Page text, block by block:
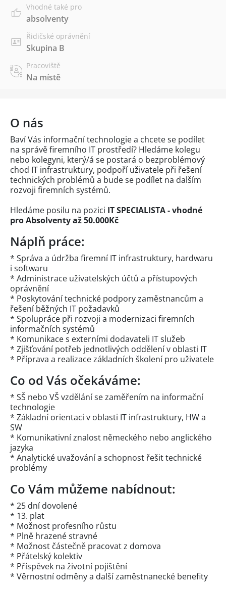
Vhodné také pro
absolventy
Řidičské oprávnění
Skupina B
Pracoviště
Na místě
O nás
Baví Vás informační technologie a chcete se podílet
na správě firemního IT prostředí? Hledáme kolegu
nebo kolegyni, který/á se postará o bezproblémový
chod IT infrastruktury, podpoří uživatele při řešení
technických problémů a bude se podílet na dalším
rozvoji firemních systémů.
Hledáme posilu na pozici IT SPECIALISTA - vhodné
pro Absolventy až 50.000Kč
Náplň práce:
* Správa a údržba firemní IT infrastruktury, hardwaru
i softwaru
* Administrace uživatelských účtů a přístupových
oprávnění
* Poskytování technické podpory zaměstnancům a
řešení běžných IT požadavků
* Spolupráce při rozvoji a modernizaci firemních
informačních systémů
* Komunikace s externími dodavateli IT služeb
* Zjišťování potřeb jednotlivých oddělení v oblasti IT
* Příprava a realizace základních školení pro uživatele
Co od Vás očekáváme:
* SŠ nebo VŠ vzdělání se zaměřením na informační
technologie
* Základní orientaci v oblasti IT infrastruktury, HW a
SW
* Komunikativní znalost německého nebo anglického
jazyka
* Analytické uvažování a schopnost řešit technické
problémy
Co Vám můžeme nabídnout:
* 25 dní dovolené
* 13. plat
* Možnost profesního růstu
* Plně hrazené stravné
* Možnost částečně pracovat z domova
* Přátelský kolektiv
* Příspěvek na životní pojištění
* Věrnostní odměny a další zaměstnanecké benefity